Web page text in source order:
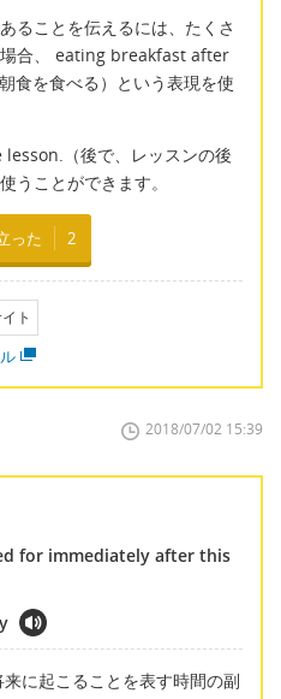
ることを伝えるには、たくさ
場合、 eating breakfast after
食を食べる）という表現を使
（後で、レッスンの後
うことができます。
った 2
ト
2018/07/02 15:39
for immediately after this
に起こることを表す時間の副